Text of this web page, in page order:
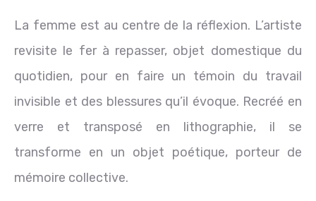
La femme est au centre de la réflexion. L’artiste
revisite le fer à repasser, objet domestique du
quotidien, pour en faire un témoin du travail
invisible et des blessures qu’il évoque. Recréé en
verre et transposé en lithographie, il se
transforme en un objet poétique, porteur de
mémoire collective.